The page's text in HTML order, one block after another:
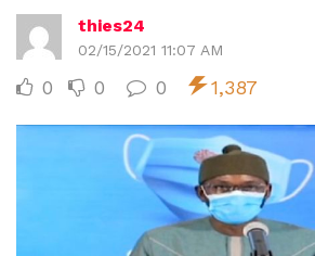
thies24
02/15/2021 11:07 AM
0 0 0 1,387